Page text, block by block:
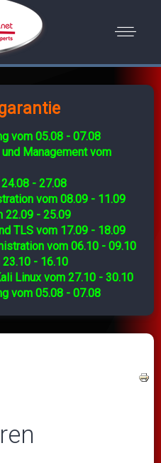
vom 05.08 - 07.08
Management vom
- 27.08
vom 08.09 - 11.09
22.09 - 25.09
TLS vom 17.09 - 18.09
vom 06.10 - 09.10
23.10 - 16.10
Linux vom 27.10 - 30.10
vom 05.08 - 07.08